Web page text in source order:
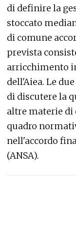
di definire la
stoccato
di comune
prevista
arricchimento
dell'Aiea. Le
di discutere la
altre materie di
quadro
nell'accordo
(ANSA).